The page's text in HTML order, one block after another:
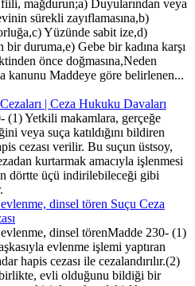
mağdurun;a) Duyularından veya
sürekli zayıflamasına,b)
Yüzünde sabit ize,d)
bir duruma,e) Gebe bir kadına karşı
önce doğmasına,Neden
kanunu Maddeye göre belirlenen...
| Ceza Hukuku Davaları
(1) Yetkili makamlara, gerçeğe
veya suça katıldığını bildiren
cezası verilir. Bu suçun üstsoy,
kurtarmak amacıyla işlenmesi
dörtte üçü indirilebileceği gibi
dinsel tören Suçu Ceza
dinsel törenMadde 230- (1)
evlenme işlemi yaptıran
hapis cezası ile cezalandırılır.(2)
evli olduğunu bildiği bir